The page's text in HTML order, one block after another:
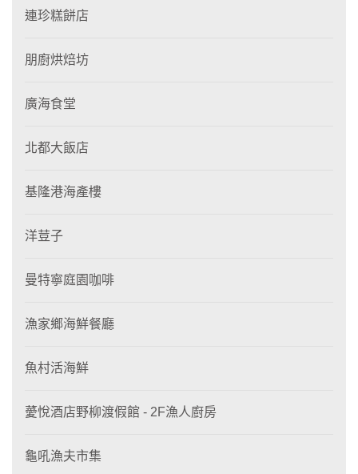
連珍糕餅店
朋廚烘焙坊
廣海食堂
北都大飯店
基隆港海產樓
洋荳子
曼特寧庭園咖啡
漁家鄉海鮮餐廳
魚村活海鮮
薆悅酒店野柳渡假館 - 2F漁人廚房
龜吼漁夫市集